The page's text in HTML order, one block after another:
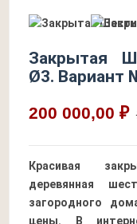
Закрытая
Ø3. Вариант
200 000,00 ₽
Красивая
деревянная
загородного
цены. В